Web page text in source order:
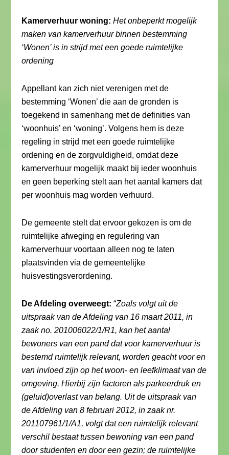
Kamerverhuur woning:Het onbeperkt mogelijk
maken van kamerverhuur binnen bestemming
‘Wonen’ is in strijd met een goede ruimtelijke
ordening
Appellant kan zich niet verenigen met de
bestemming ‘Wonen’ die aan de gronden is
toegekend in samenhang met de definities van
‘woonhuis’ en ‘woning’. Volgens hem is deze
regeling in strijd met een goede ruimtelijke
ordening en de zorgvuldigheid, omdat deze
kamerverhuur mogelijk maakt bij ieder woonhuis
en geen beperking stelt aan het aantal kamers dat
per woonhuis mag worden verhuurd.
De gemeente stelt dat ervoor gekozen is om de
ruimtelijke afweging en regulering van
kamerverhuur voortaan alleen nog te laten
plaatsvinden via de gemeentelijke
huisvestingsverordening.
De Afdeling overweegt:“Zoals volgt uit de
uitspraak van de Afdeling van 16 maart 2011, in
zaak no. 201006022/1/R1, kan het aantal
bewoners van een pand dat voor kamerverhuur is
bestemd ruimtelijk relevant, worden geacht voor en
van invloed zijn op het woon- en leefklimaat van de
omgeving. Hierbij zijn factoren als parkeerdruk en
(geluid)overlast van belang. Uit de uitspraak van
de Afdeling van 8 februari 2012, in zaak nr.
201107961/1/A1, volgt dat een ruimtelijk relevant
verschil bestaat tussen bewoning van een pand
door studenten en door een gezin; de ruimtelijke